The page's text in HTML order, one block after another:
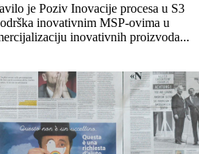
je Poziv Inovacije procesa u S3
inovativnim MSP-ovima u
inovativnih proizvoda...